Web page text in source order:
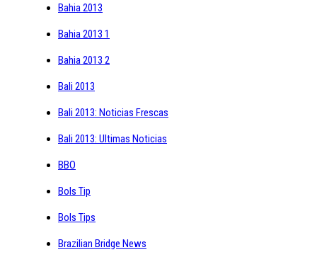
Bahia 2013
Bahia 2013 1
Bahia 2013 2
Bali 2013
Bali 2013: Noticias Frescas
Bali 2013: Ultimas Noticias
BBO
Bols Tip
Bols Tips
Brazilian Bridge News